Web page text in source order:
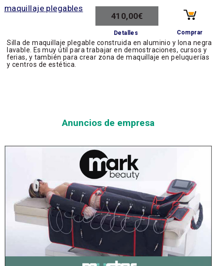
410,00€
Detalles Comprar
Silla de maquillaje plegable construida en aluminio y lona negra
lavable. Es muy útil para trabajar en demostraciones, cursos y
ferias, y también para crear zona de maquillaje en peluquerías
y centros de estética.
Anuncios de empresa